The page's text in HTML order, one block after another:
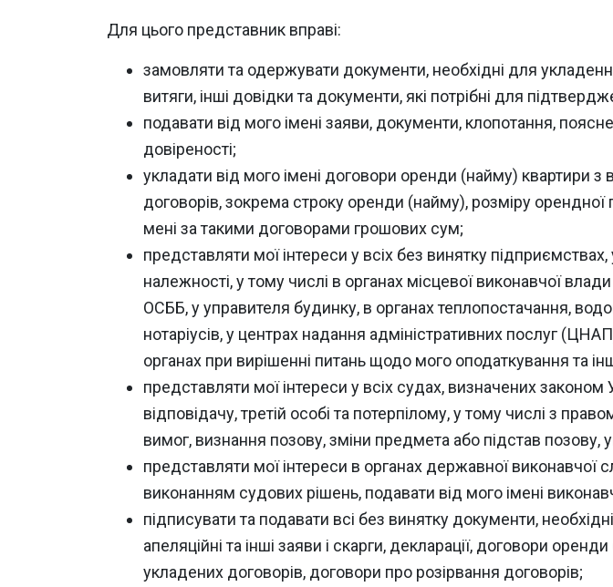
Для цього представник вправі:
замовляти та одержувати документи, необхідні для
витяги, інші довідки та документи, які потрібні для
подавати від мого імені заяви, документи, клопотання,
довіреності;
укладати від мого імені договори оренди (найму) квартири
договорів, зокрема строку оренди (найму), розміру
мені за такими договорами грошових сум;
представляти мої інтереси у всіх без винятку
належності, у тому числі в органах місцевої виконавчої
ОСББ, у управителя будинку, в органах теплопостачання,
нотаріусів, у центрах надання адміністративних послуг
органах при вирішенні питань щодо мого оподаткування та
представляти мої інтереси у всіх судах, визначених
відповідачу, третій особі та потерпілому, у тому числі з
вимог, визнання позову, зміни предмета або підстав
представляти мої інтереси в органах державної виконавчої
виконанням судових рішень, подавати від мого імені
підписувати та подавати всі без винятку документи,
апеляційні та інші заяви і скарги, декларації, договори
укладених договорів, договори про розірвання договорів;